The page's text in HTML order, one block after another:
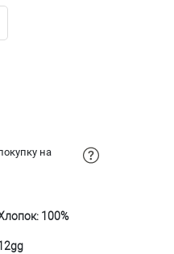
на
100%